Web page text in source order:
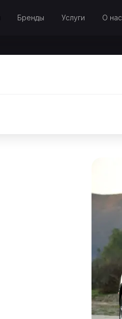
Бренды Услуги О нас